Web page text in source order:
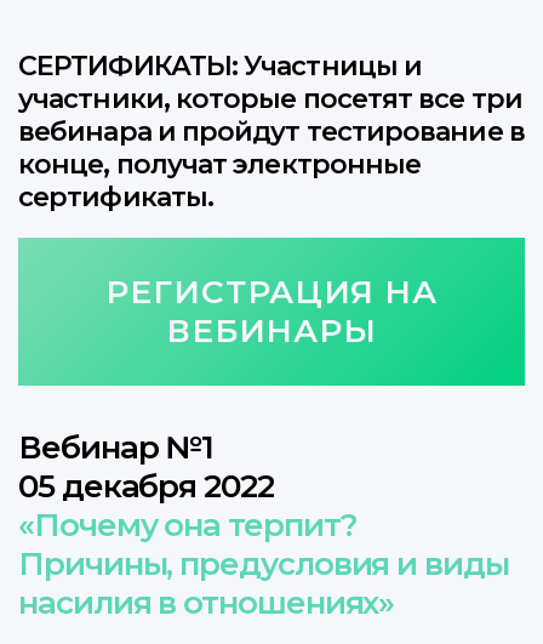
СЕРТИФИКАТЫ: Участницы и
участники, которые посетят все три
вебинара и пройдут тестирование в
конце, получат электронные
сертификаты.
РЕГИСТРАЦИЯ НА
ВЕБИНАРЫ
Вебинар №1
05 декабря 2022
«Почему она терпит?
Причины, предусловия и виды
насилия в отношениях»